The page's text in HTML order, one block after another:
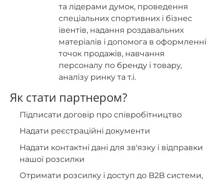
та лідерами думок, проведення
спеціальних спортивних і бізнес
івентів, надання роздавальних
матеріалів і допомога в оформленні
точок продажів, навчання
персоналу по бренду і товару,
аналізу ринку та т.і.
Як стати партнером?
Підписати договір про співробітництво
Надати реєстраційні документи
Надати контактні дані для зв'язку і відправки
нашої розсилки
Отримати розсилку і доступ до B2B системи,